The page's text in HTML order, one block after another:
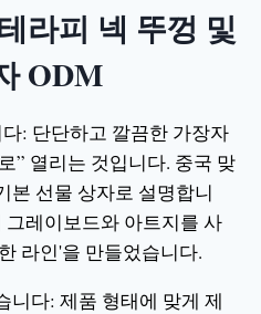
라피 넥 뚜껑 및
ODM
: 단단하고 깔끔한 가장자
” 열리는 것입니다. 중국 맞
본 선물 상자로 설명합니
그레이보드와 아트지를 사
라인'을 만들었습니다.
니다: 제품 형태에 맞게 제